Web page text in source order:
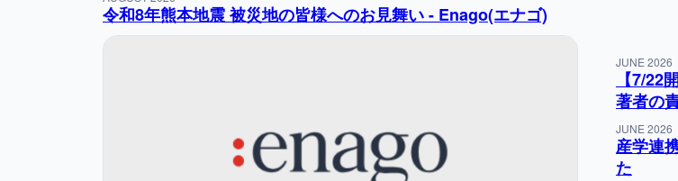
令和8年熊本地震 被災地の皆様へのお見舞い - Enago(エナゴ)
JUNE 2026
【7/22
著者の
JUNE 2026
産学連
た